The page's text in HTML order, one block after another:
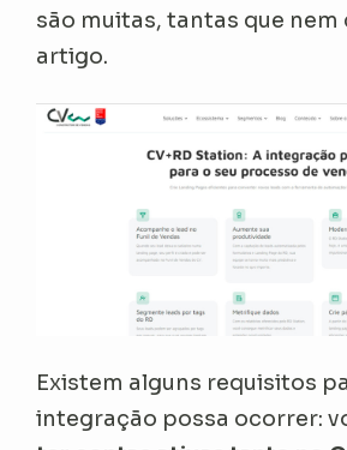
são muitas, tantas que nem
artigo.
Existem alguns requisitos
integração possa ocorrer: